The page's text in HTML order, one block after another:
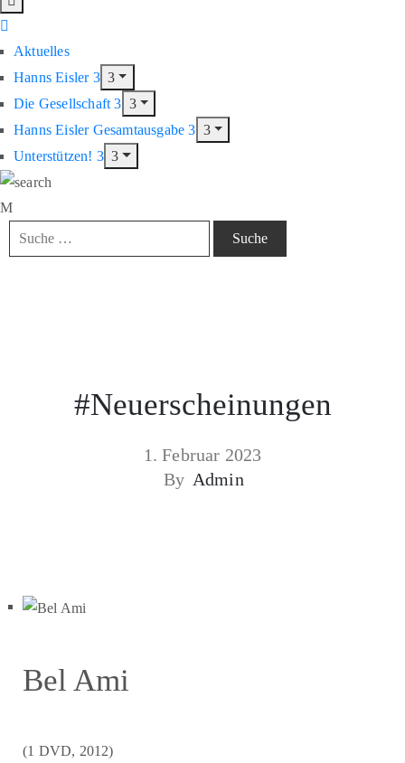
Aktuelles
Hanns Eisler
Die Gesellschaft
Hanns Eisler Gesamtausgabe
Unterstützen!
#Neuerscheinungen
1. Februar 2023
By Admin
Bel Ami
(1 DVD, 2012)